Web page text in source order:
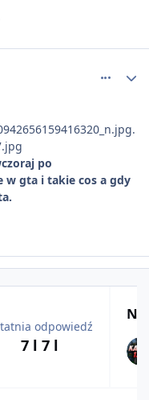
po
w gta i takie cos a gdy
odpowiedź
7 l 7 l